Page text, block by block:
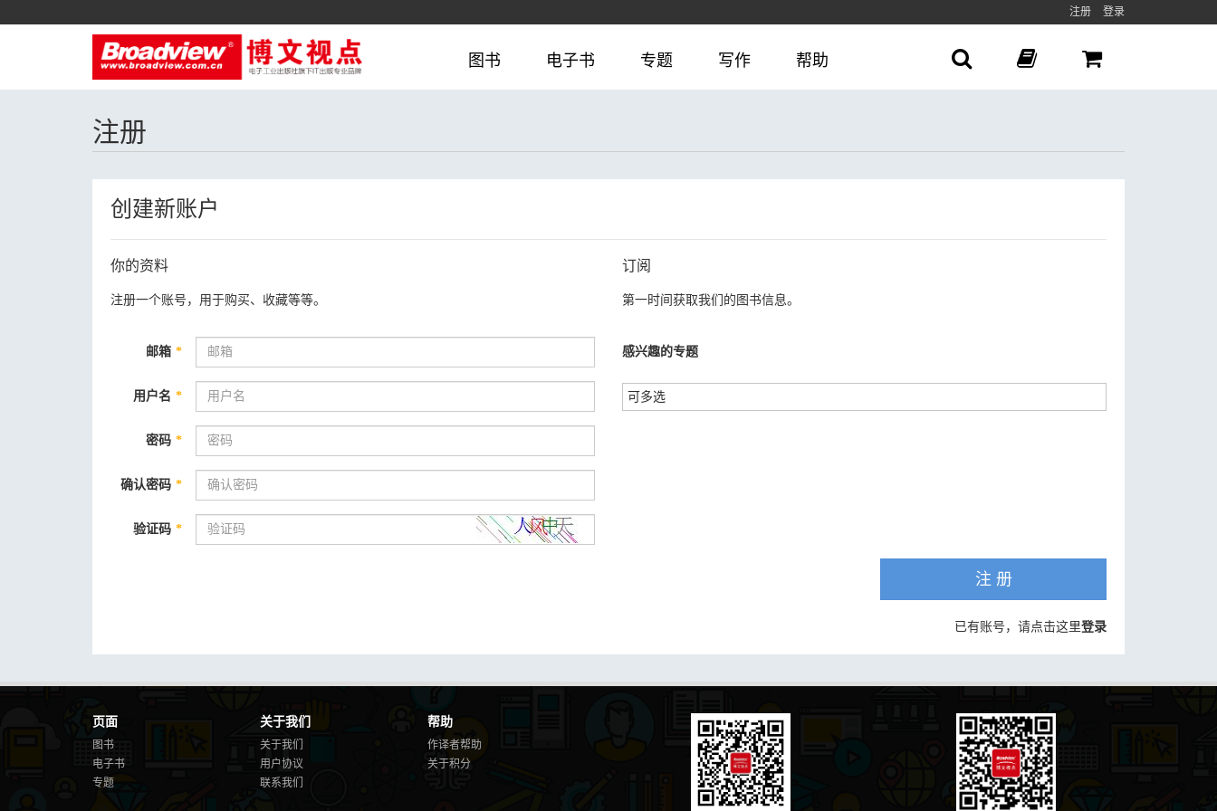
注册 登录
图书 电子书 专题 写作 帮助
注册
创建新账户
你的资料
注册一个账号，用于购买、收藏等等。
邮箱 *
用户名 *
密码 *
确认密码 *
验证码 *
订阅
第一时间获取我们的图书信息。
感兴趣的专题
注 册
已有账号，请点击这里登录
页面
图书
电子书
专题
关于我们
关于我们
用户协议
联系我们
帮助
作译者帮助
关于积分